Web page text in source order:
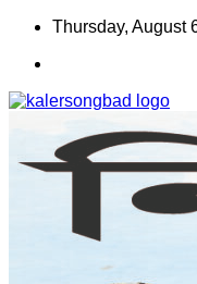
Skip
content
Thursday, August
কালের সংবাদ
www.kalersongbad.com